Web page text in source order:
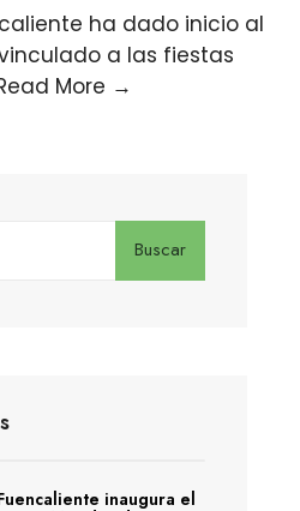
ha dado inicio al
a las fiestas
More →
Buscar
inaugura el